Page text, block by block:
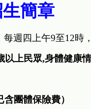
簡章
每週四上午9至12時
以上民眾,身體健康
含團體保險費）